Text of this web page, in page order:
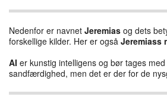
Nedenfor er navnet Jeremias og dets
forskellige kilder. Her er også Jeremiass
AI er kunstig intelligens og bør tages
sandfærdighed, men det er der for de